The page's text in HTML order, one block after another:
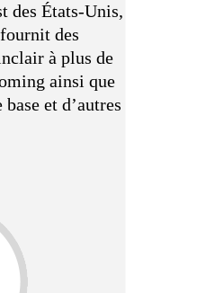
des États-Unis,
des
à plus de
ainsi que
et d’autres